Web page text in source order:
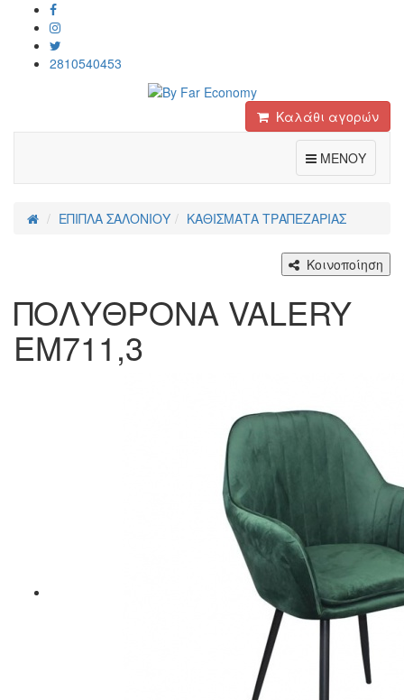
2810540453
Καλάθι αγορών
ΜΕΝΟΥ
ΕΠΙΠΛΑ ΣΑΛΟΝΙΟΥ ΚΑΘΙΣΜΑΤΑ ΤΡΑΠΕΖΑΡΙΑΣ
Κοινοποίηση
ΠΟΛΥΘΡΟΝΑ VALERY
ΕΜ711,3